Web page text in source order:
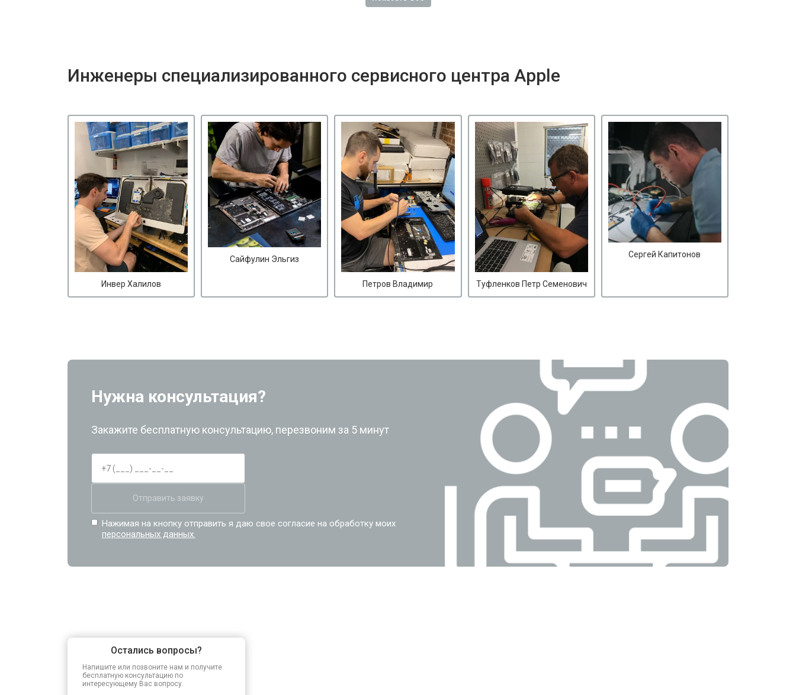
Инженеры специализированного сервисного центра Apple
Инвер Халилов
Сайфулин Эльгиз
Петров Владимир Туфленков Петр Семенович
Сергей Капитонов
Нужна консультация?
Закажите бесплатную консультацию, перезвоним за 5 минут
Отправить заявку
Нажимая на кнопку отправить я даю свое согласие на обработку моих
персональных данных.
Остались вопросы?
Напишите или позвоните нам и получите
бесплатную консультацию по
интересующему Вас вопросу.